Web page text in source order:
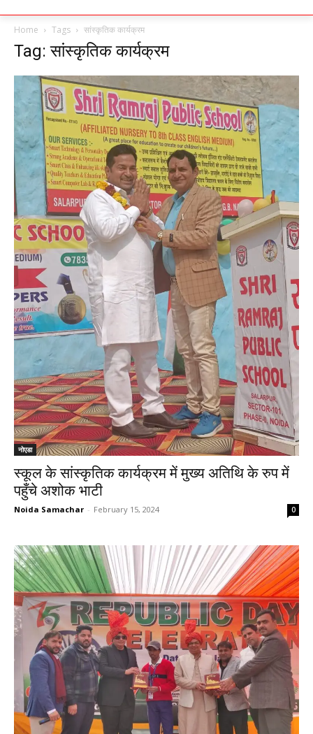
Home Tags सांस्कृतिक कार्यक्रम
Tag: सांस्कृतिक कार्यक्रम
नोएडा
स्कूल के सांस्कृतिक कार्यक्रम में मुख्य अतिथि के रुप में
पहुँचे अशोक भाटी
Noida Samachar - February 15, 2024 0